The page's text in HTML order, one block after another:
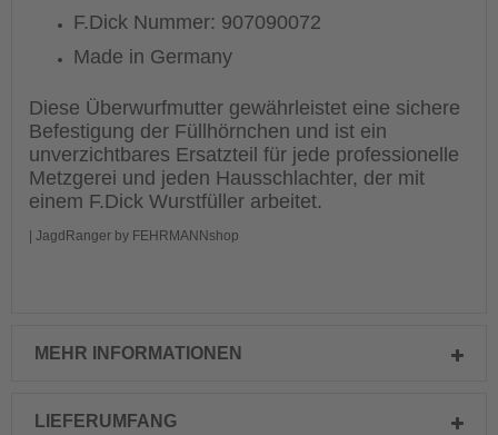
F.Dick Nummer: 907090072
Made in Germany
Diese Überwurfmutter gewährleistet eine sichere
Befestigung der Füllhörnchen und ist ein
unverzichtbares Ersatzteil für jede professionelle
Metzgerei und jeden Hausschlachter, der mit
einem F.Dick Wurstfüller arbeitet.
| JagdRanger by FEHRMANNshop
MEHR INFORMATIONEN
LIEFERUMFANG